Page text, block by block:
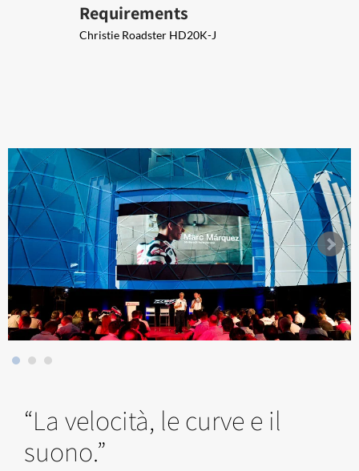
Requirements
Christie Roadster HD20K-J
“La velocità, le curve e il
suono.”